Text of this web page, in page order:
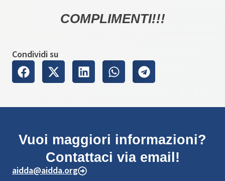
COMPLIMENTI!!!
Condividi su
Vuoi maggiori informazioni?
Contattaci via email!
aidda@aidda.org